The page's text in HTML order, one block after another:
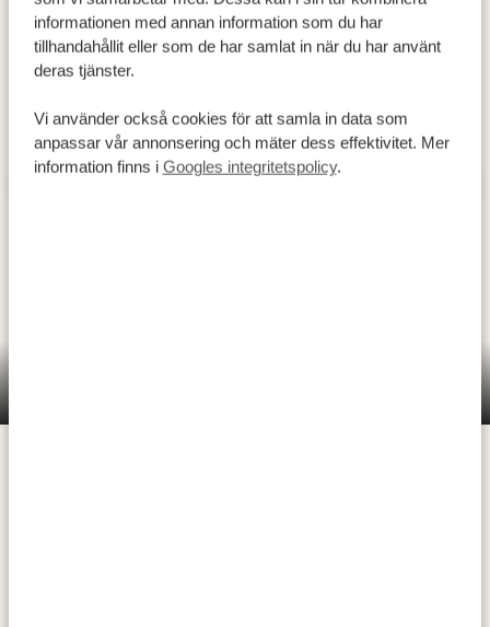
informationen med annan information som du har
tillhandahållit eller som de har samlat in när du har använt
deras tjänster.
Vi använder också cookies för att samla in data som
anpassar vår annonsering och mäter dess effektivitet. Mer
information finns i Googles integritetspolicy.